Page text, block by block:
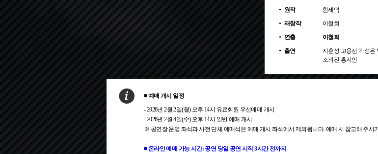
원작
함세덕
재창작
이철희
연출
이철희
출연
지춘성 고용선 곽성은
조의진 홍지인
■ 예매 개시 일정
- 2026년 2월 2일(월) 오후 14시 유료회원 우선예매 개시
- 2026년 2월 4일(수) 오후 14시 일반 예매 개시
※ 공연장 운영 좌석과 사전 단체 예매석은 예매 개시 좌석에서 제외됩니다. 예매 시 참고해 주시
■ 온라인 예매 가능 시간: 공연 당일 공연 시작 3시간 전까지